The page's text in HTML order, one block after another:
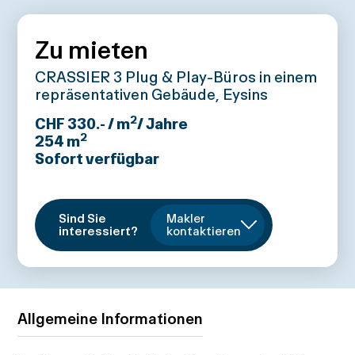
Zu mieten
CRASSIER 3 Plug & Play-Büros in einem
repräsentativen Gebäude, Eysins
CHF 330.- / m2/ Jahre
254 m2
Sofort verfügbar
Sind Sie
interessiert?
Makler
kontaktieren
Allgemeine Informationen